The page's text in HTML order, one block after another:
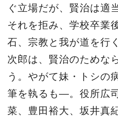
ぐ立場だが、賢治は適
それを拒み、学校卒業
石、宗教と我が道を行
次郎は、賢治のためな
う。やがて妹・トシの
筆を執るも―。役所広
菜、豊田裕大、坂井真